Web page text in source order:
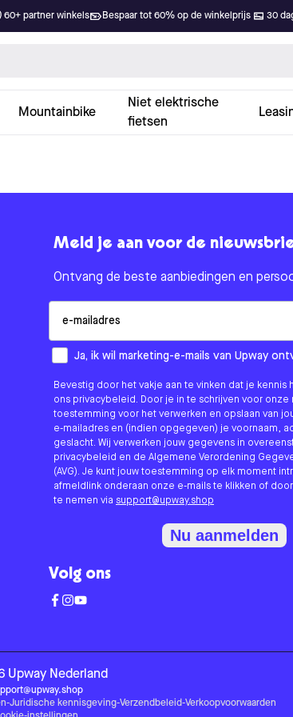
60+ partner winkels Bespaar tot 60% op de winkelprijs 30
Mountainbike
Niet elektrische
fietsen
Meld je aan voor de
Ontvang de beste aanbiedingen en
How would you like to hear from us?
Ja, ik wil marketing-e-mails van Upway
Bevestig door het vakje aan te vinken dat je kennis
ons privacybeleid. Door je in te schrijven voor
toestemming voor het verwerken en opslaan van
e-mailadres en (indien opgegeven) je voornaam,
geslacht. Wij verwerken jouw gegevens in
privacybeleid en de Algemene Verordening
(AVG). Je kunt jouw toestemming op elk moment
afmeldlink onderaan onze e-mails te klikken of
te nemen via support@upway.shop
Nu aanmelden
Volg ons
Upway Nederland
-Juridische kennisgeving-Verzendbeleid-Verkoopvoorwaarden